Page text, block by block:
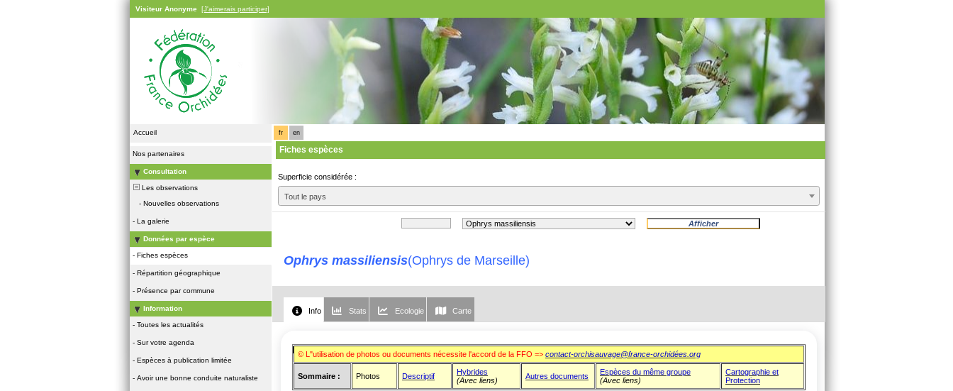
Visiteur Anonyme [J'aimerais participer]
Accueil
Nos partenaires
Consultation
Les observations
- Nouvelles observations
- La galerie
Données par espèce
- Fiches espèces
- Répartition géographique
- Présence par commune
Information
- Toutes les actualités
- Sur votre agenda
- Espèces à publication limitée
- Avoir une bonne conduite naturaliste
fr en
Fiches espèces
Superficie considérée :
Tout le pays
Ophrys massiliensis(Ophrys de Marseille)
Info Stats Ecologie Carte
Famille : Orchidées
© L"utilisation de photos ou documents nécessite l'accord de la FFO => contact-orchisauvage@france-orchidées.org
Sommaire : Photos Descriptif
Hybrides
(Avec liens)
Autres documents
Espèces du même groupe
(Avec liens)
Cartographie et
Protection